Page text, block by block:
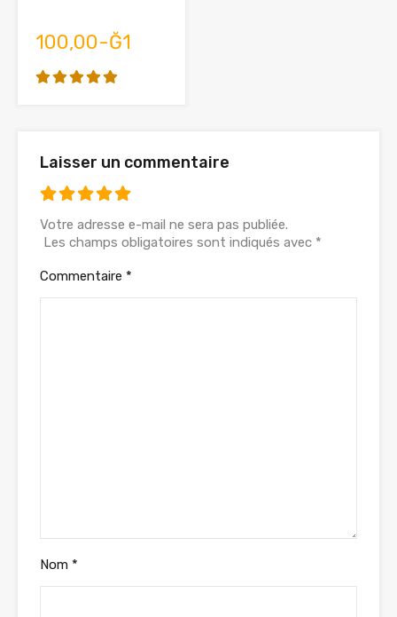
100,00-Ğ1
Laisser un commentaire
Votre adresse e-mail ne sera pas publiée.
Les champs obligatoires sont indiqués avec *
Commentaire *
Nom *